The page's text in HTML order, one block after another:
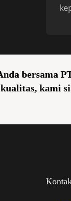
bersama
kami